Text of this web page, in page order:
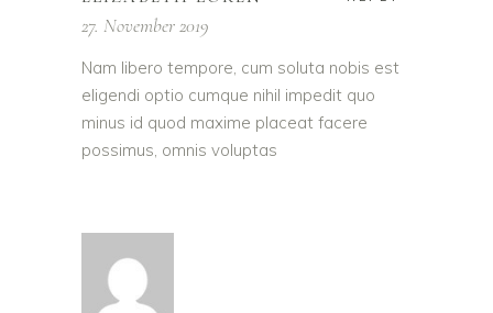
27. November 2019
Nam libero tempore, cum soluta nobis est
eligendi optio cumque nihil impedit quo
minus id quod maxime placeat facere
possimus, omnis voluptas